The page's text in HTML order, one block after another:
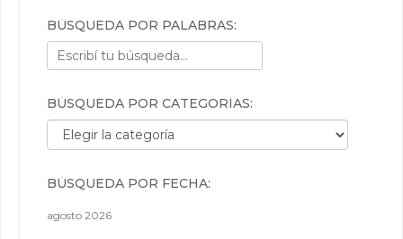
BÚSQUEDA POR PALABRAS:
BÚSQUEDA POR CATEGORÍAS:
Búsqueda por categorías:
BÚSQUEDA POR FECHA:
agosto 2026